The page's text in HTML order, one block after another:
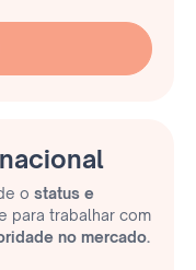
o status e
para trabalhar com
no mercado.